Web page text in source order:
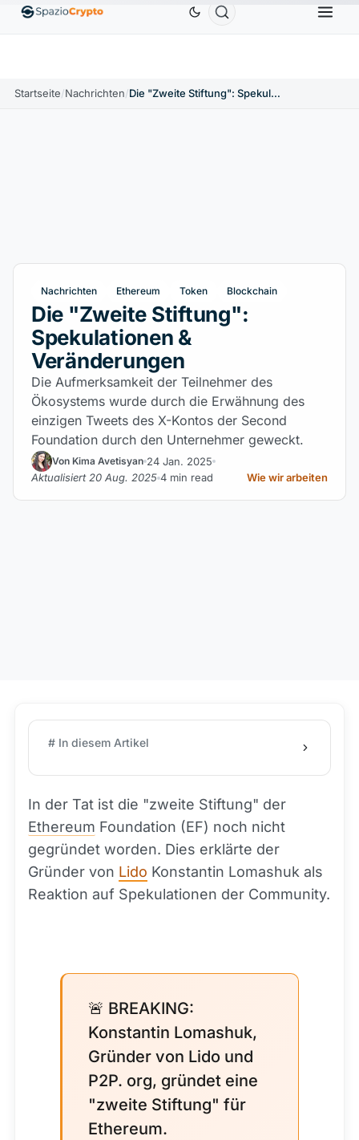
EthereumETH1.880,58 $ TetherUSDT 0,9991 $ BNB
Startseite/Nachrichten/ Die "Zweite Stiftung": Spekulationen & Veränderungen
Nachrichten Ethereum Token Blockchain
Die "Zweite Stiftung":
Spekulationen &
Veränderungen
Die Aufmerksamkeit der Teilnehmer des
Ökosystems wurde durch die Erwähnung des
einzigen Tweets des X-Kontos der Second
Foundation durch den Unternehmer geweckt.
Von Kima Avetisyan 24 Jan. 2025
Aktualisiert 20 Aug. 2025 4 min read Wie wir arbeiten
# In diesem Artikel
In der Tat ist die "zweite Stiftung" der
Ethereum Foundation (EF) noch nicht
gegründet worden. Dies erklärte der
Gründer von Lido Konstantin Lomashuk als
Reaktion auf Spekulationen der Community.
🚨 BREAKING:
Konstantin Lomashuk,
Gründer von Lido und
P2P. org, gründet eine
"zweite Stiftung" für
Ethereum.